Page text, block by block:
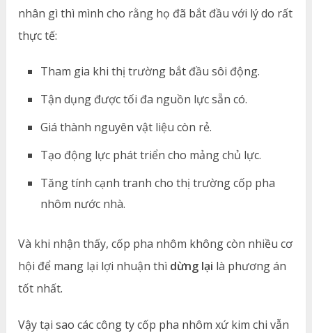
nhân gì thì mình cho rằng họ đã bắt đầu với lý do rất
thực tế:
Tham gia khi thị trường bắt đầu sôi động.
Tận dụng được tối đa nguồn lực sẵn có.
Giá thành nguyên vật liệu còn rẻ.
Tạo động lực phát triển cho mảng chủ lực.
Tăng tính cạnh tranh cho thị trường cốp pha
nhôm nước nhà.
Và khi nhận thấy, cốp pha nhôm không còn nhiều cơ
hội để mang lại lợi nhuận thì dừng lại là phương án
tốt nhất.
Vậy tại sao các công ty cốp pha nhôm xứ kim chi vẫn